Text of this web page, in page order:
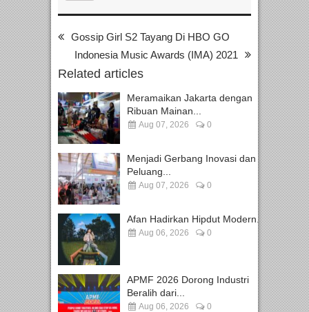
Gossip Girl S2 Tayang Di HBO GO
Indonesia Music Awards (IMA) 2021
Related articles
Meramaikan Jakarta dengan
Ribuan Mainan...
Aug 07, 2026 0
Menjadi Gerbang Inovasi dan
Peluang...
Aug 07, 2026 0
Afan Hadirkan Hipdut Modern...
Aug 06, 2026 0
APMF 2026 Dorong Industri
Beralih dari...
Aug 06, 2026 0